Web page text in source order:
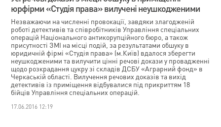
юрфірми «Студія права» вилучені неушкодженими
Незважаючи на численні провокації, завдяки злагодженій
роботі детективів та співробітників Управління спеціальних
операцій Національного антикорупційного бюро, а також
присутності ЗМІ на місці подій, за результатами обшуку в
юридичній фірмі «Студія права» (м.Київ) вдалося зберегти
неушкодженими та вилучити цінні речові докази у провадженні
щодо розкрадання цукру зі складів ДСБУ «Аграрний фонд» в
Черкаській області. Вилучення речових доказів та вихід
детективів із приміщення відбувалися під прикриттям 18
бійців Управління спеціальних операцій.
17.06.2016 12:19